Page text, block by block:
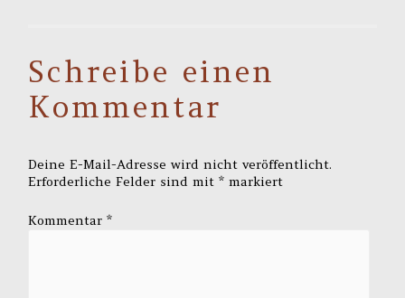
Schreibe einen
Kommentar
Deine E-Mail-Adresse wird nicht veröffentlicht.
Erforderliche Felder sind mit* markiert
Kommentar*